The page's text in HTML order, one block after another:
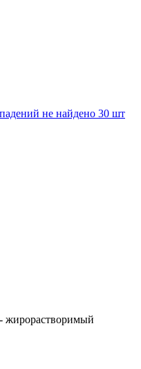
не найдено 30 шт
жирорастворимый